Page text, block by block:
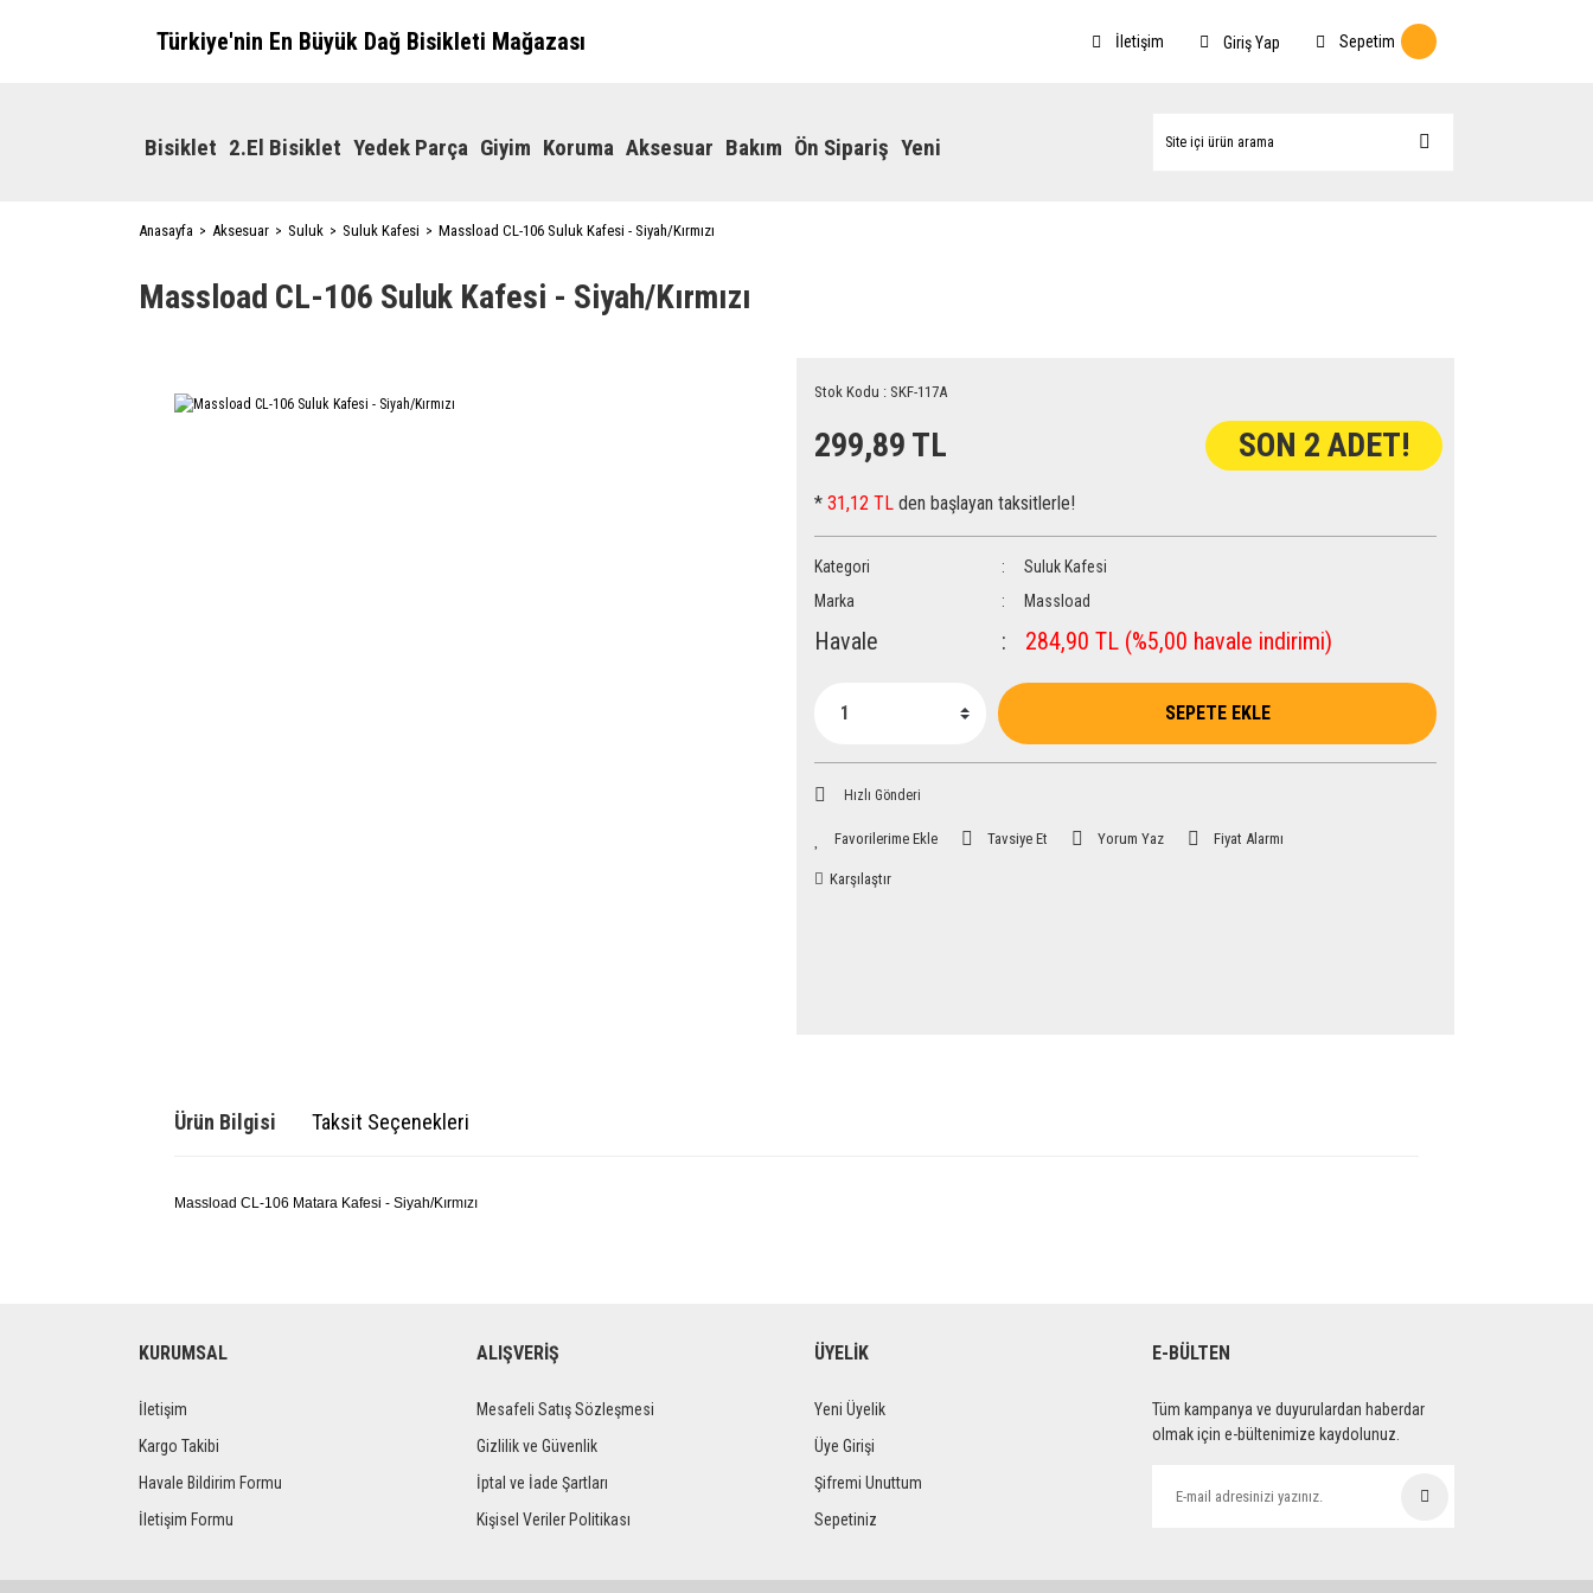
Türkiye'nin En Büyük Dağ Bisikleti Mağazası İletişim Giriş Yap Sepetim
Bisiklet 2.El Bisiklet Yedek Parça Giyim Koruma Aksesuar Bakım Ön Sipariş Yeni
Anasayfa Aksesuar Suluk Suluk Kafesi Massload CL-106 Suluk Kafesi - Siyah/Kırmızı
Massload CL-106 Suluk Kafesi - Siyah/Kırmızı
Stok Kodu : SKF-117A
299,89 TL SON 2 ADET!
* 31,12 TL den başlayan taksitlerle!
Kategori
Suluk Kafesi
Marka
Massload
Havale 284,90 TL (%5,00 havale indirimi)
SEPETE EKLE
Hızlı Gönderi
Tavsiye Et Yorum Yaz Fiyat Alarmı
Karşılaştır
Ürün Bilgisi Taksit Seçenekleri
Massload CL-106 Matara Kafesi - Siyah/Kırmızı
KURUMSAL
İletişim
Kargo Takibi
Havale Bildirim Formu
İletişim Formu
ALIŞVERİŞ
Mesafeli Satış Sözleşmesi
Gizlilik ve Güvenlik
İptal ve İade Şartları
Kişisel Veriler Politikası
ÜYELİK
Yeni Üyelik
Üye Girişi
Şifremi Unuttum
Sepetiniz
E-BÜLTEN
Tüm kampanya ve duyurulardan haberdar
olmak için e-bültenimize kaydolunuz.